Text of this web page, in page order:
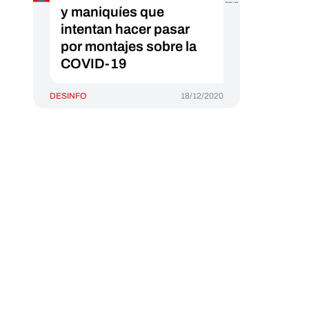
y maniquíes que
intentan hacer pasar
por montajes sobre la
COVID-19
DESINFO 18/12/2020